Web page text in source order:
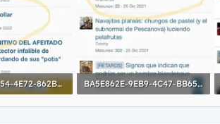
33FF5CFC-EB54-4E72-862B-9722EBB23B82.webp
92
BA5E862E-9EB9-4C47-BB65-71C2FDC09F3B.webp
72,5 KB · Visitas: 89